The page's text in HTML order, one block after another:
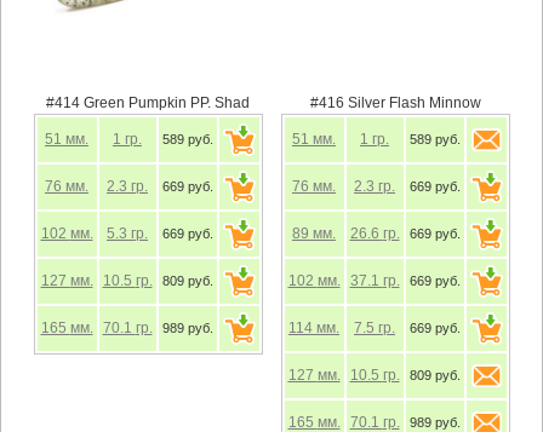
#414 Green Pumpkin PP. Shad
51 мм. 1 гр. 589 руб.
76 мм. 2.3 гр. 669 руб.
102 мм. 5.3 гр. 669 руб.
127 мм. 10.5 гр. 809 руб.
165 мм. 70.1 гр. 989 руб.
#416 Silver Flash Minnow
51 мм. 1 гр. 589 руб.
76 мм. 2.3 гр. 669 руб.
89 мм. 26.6 гр. 669 руб.
102 мм. 37.1 гр. 669 руб.
114 мм. 7.5 гр. 669 руб.
127 мм. 10.5 гр. 809 руб.
165 мм. 70.1 гр. 989 руб.